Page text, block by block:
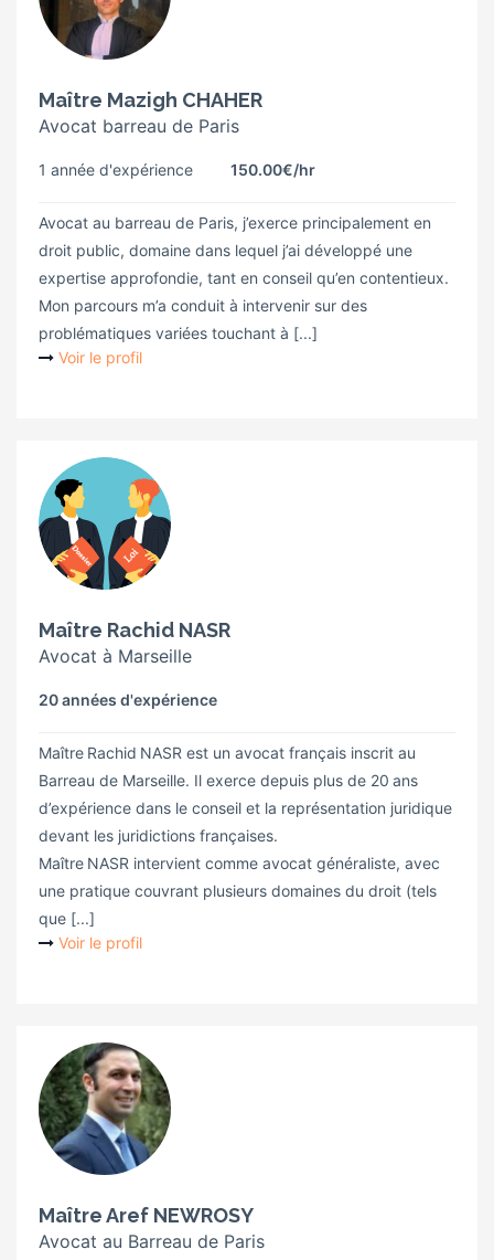
Maître Mazigh CHAHER
Avocat barreau de Paris
1 année d'expérience 150.00€/hr
Avocat au barreau de Paris, j’exerce principalement en
droit public, domaine dans lequel j’ai développé une
expertise approfondie, tant en conseil qu’en contentieux.
Mon parcours m’a conduit à intervenir sur des
problématiques variées touchant à [...]
Voir le profil
Maître Rachid NASR
Avocat à Marseille
20 années d'expérience
Maître Rachid NASR est un avocat français inscrit au
Barreau de Marseille. Il exerce depuis plus de 20 ans
d’expérience dans le conseil et la représentation juridique
devant les juridictions françaises.
Maître NASR intervient comme avocat généraliste, avec
une pratique couvrant plusieurs domaines du droit (tels
que [...]
Voir le profil
Maître Aref NEWROSY
Avocat au Barreau de Paris